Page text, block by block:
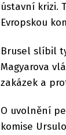
ústavní krizi.
Evropskou
Brusel slíbil
Magyarova
zakázek a
O uvolnění
komise